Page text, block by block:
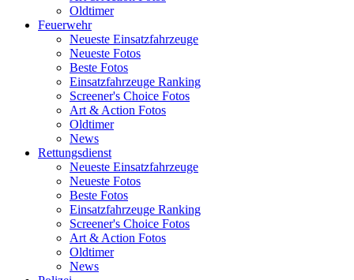
Oldtimer
Feuerwehr
Neueste Einsatzfahrzeuge
Neueste Fotos
Beste Fotos
Einsatzfahrzeuge Ranking
Screener's Choice Fotos
Art & Action Fotos
Oldtimer
News
Rettungsdienst
Neueste Einsatzfahrzeuge
Neueste Fotos
Beste Fotos
Einsatzfahrzeuge Ranking
Screener's Choice Fotos
Art & Action Fotos
Oldtimer
News